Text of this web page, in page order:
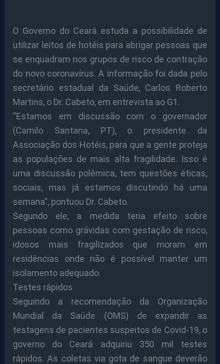
O Governo do Ceará estuda a possibilidade de
utilizar leitos de hotéis para abrigar pessoas que
se enquadram nos grupos de risco de contração
do novo coronavírus. A informação foi dada pelo
secretário estadual da Saúde, Carlos Roberto
Martins, o Dr. Cabeto, em entrevista ao G1.
“Estamos em discussão com o governador
(Camilo Santana, PT), o presidente da
Associação dos Hotéis, para que a gente proteja
as populações de mais alta fragilidade. Isso é
uma discussão polêmica, tem questões éticas,
sociais, mas já estamos discutindo há uma
semana”, pontuou Dr. Cabeto.
Segundo ele, a medida teria efeito sobre
pessoas como grávidas com gestação de risco,
idosos mais fragilizados que moram em
residências onde não é possível manter um
isolamento adequado.
Testes rápidos
Seguindo a recomendação da Organização
Mundial da Saúde (OMS) de expandir as
testagens de pacientes suspeitos de Covid-19, o
governo do Ceará adquiriu 350 mil testes
rápidos. As coletas via gota de sangue deverão